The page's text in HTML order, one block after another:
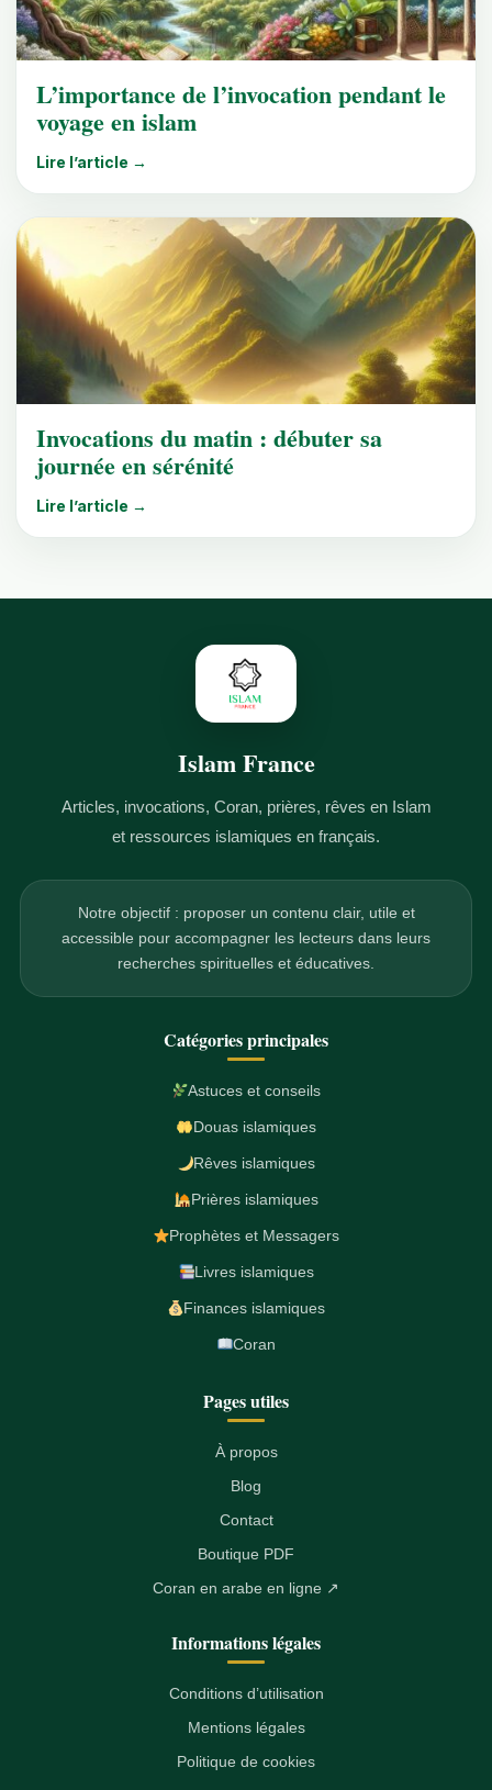
L’importance de l’invocation pendant le
voyage en islam
Lire l’article →
Invocations du matin : débuter sa
journée en sérénité
Lire l’article →
Islam France
Articles, invocations, Coran, prières, rêves en Islam
et ressources islamiques en français.
Notre objectif : proposer un contenu clair, utile et
accessible pour accompagner les lecteurs dans leurs
recherches spirituelles et éducatives.
Catégories principales
Astuces et conseils
Douas islamiques
Rêves islamiques
Prières islamiques
Prophètes et Messagers
Livres islamiques
Finances islamiques
Coran
Pages utiles
À propos
Blog
Contact
Boutique PDF
Coran en arabe en ligne ↗
Informations légales
Conditions d’utilisation
Mentions légales
Politique de cookies